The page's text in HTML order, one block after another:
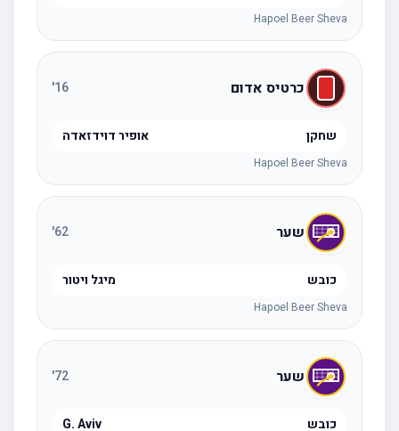
Hapoel Beer Sheva
כרטיס אדום 16
'
שחקן אופיר דוידזאדה
Hapoel Beer Sheva
שער 62
'
כובש מיגל ויטור
Hapoel Beer Sheva
שער 72
'
כובש G. Aviv